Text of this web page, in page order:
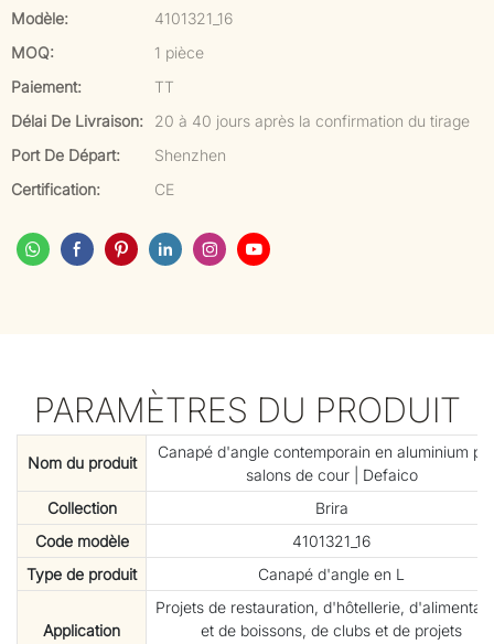
Modèle:
4101321_16
MOQ:
1 pièce
Paiement:
TT
Délai De Livraison:
20 à 40 jours après la confirmation du tirage
Port De Départ:
Shenzhen
Certification:
CE
PARAMÈTRES DU PRODUIT
Nom du produit
Canapé d'angle contemporain en aluminium
salons de cour | Defaico
Collection
Brira
Code modèle
4101321_16
Type de produit
Canapé d'angle en L
Application
Projets de restauration, d'hôtellerie,
et de boissons, de clubs et de projets